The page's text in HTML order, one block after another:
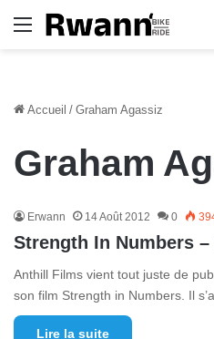
Menu
Accueil / Graham Agassiz
Graham
Erwann 14 Août 2012 0
Strength In Numbers –
Anthill Films vient tout juste de
son film Strength in Numbers. Il
Lire la suite